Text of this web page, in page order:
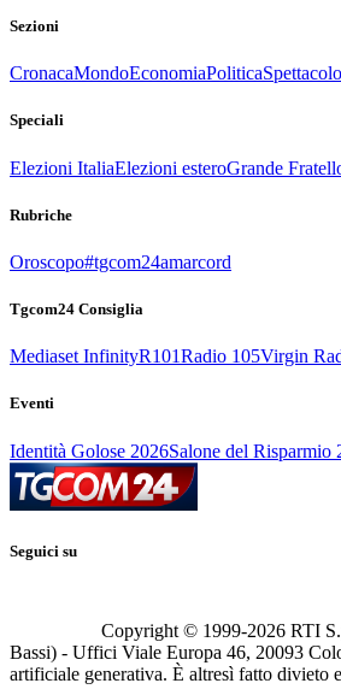
Sezioni
CronacaMondoEconomiaPoliticaSpettacolo
Speciali
Elezioni ItaliaElezioni esteroGrande
Rubriche
Oroscopo#tgcom24amarcord
Tgcom24 Consiglia
Mediaset InfinityR101Radio 105Virgin
Eventi
Identità Golose 2026Salone del Risparmio
Seguici su
Copyright © 1999-2026 RTI
Bassi) - Uffici Viale Europa 46, 20093
artificiale generativa. È altresì fatto divieto